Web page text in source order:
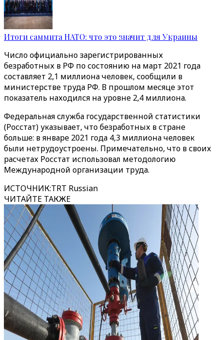
Итоги саммита НАТО: что это значит для Украины
Число официально зарегистрированных
безработных в РФ по состоянию на март 2021 года
составляет 2,1 миллиона человек, сообщили в
министерстве труда РФ. В прошлом месяце этот
показатель находился на уровне 2,4 миллиона.
Федеральная служба государственной статистики
(Росстат) указывает, что безработных в стране
больше: в январе 2021 года 4,3 миллиона человек
были нетрудоустроены. Примечательно, что в своих
расчетах Росстат использовал методологию
Международной организации труда.
ИСТОЧНИК:TRT Russian
ЧИТАЙТЕ ТАКЖЕ